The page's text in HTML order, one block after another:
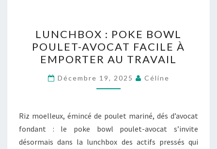
POKE
BOWL
POULET-
AVOCAT
À
EMPORTER
AU
LUNCHBOX : POKE BOWL
POULET-AVOCAT FACILE À
EMPORTER AU TRAVAIL
Décembre 19, 2025 Céline
Riz moelleux, émincé de poulet mariné, dés d’avocat
fondant : le poke bowl poulet-avocat s’invite
désormais dans la lunchbox des actifs pressés qui